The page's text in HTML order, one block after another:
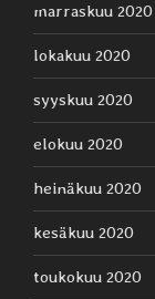
marraskuu 2020
lokakuu 2020
syyskuu 2020
elokuu 2020
heinäkuu 2020
kesäkuu 2020
toukokuu 2020